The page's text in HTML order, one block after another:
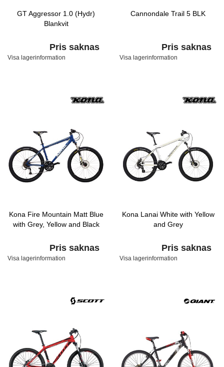
GT Aggressor 1.0 (Hydr)
Blankvit
Pris saknas
Visa lagerinformation
Cannondale Trail 5 BLK
Pris saknas
Visa lagerinformation
Kona Fire Mountain Matt Blue
with Grey, Yellow and Black
Pris saknas
Visa lagerinformation
Kona Lanai White with Yellow
and Grey
Pris saknas
Visa lagerinformation